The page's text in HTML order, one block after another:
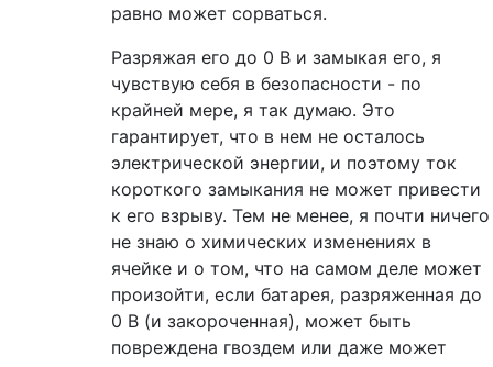
равно может сорваться.
Разряжая его до 0 В и замыкая его, я
чувствую себя в безопасности - по
крайней мере, я так думаю. Это
гарантирует, что в нем не осталось
электрической энергии, и поэтому ток
короткого замыкания не может привести
к его взрыву. Тем не менее, я почти ничего
не знаю о химических изменениях в
ячейке и о том, что на самом деле может
произойти, если батарея, разряженная до
0 В (и закороченная), может быть
повреждена гвоздем или даже может